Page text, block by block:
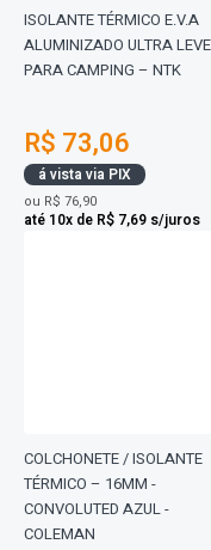
ISOLANTE TÉRMICO E.V.A
ALUMINIZADO ULTRA LEVE
PARA CAMPING – NTK
R$ 73,06
á vista via PIX
ou R$ 76,90
até 10x de R$ 7,69 s/juros
COLCHONETE / ISOLANTE
TÉRMICO – 16MM -
CONVOLUTED AZUL -
COLEMAN